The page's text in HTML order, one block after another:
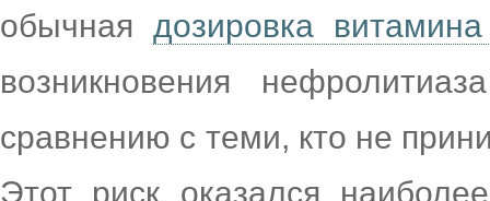
обычная дозировка
возникновения
сравнению с теми, кто не
Этот риск оказался